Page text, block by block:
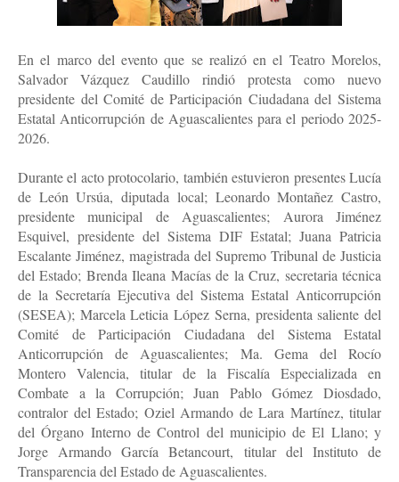
En el marco del evento que se realizó en el Teatro Morelos,
Salvador Vázquez Caudillo rindió protesta como nuevo
presidente del Comité de Participación Ciudadana del Sistema
Estatal Anticorrupción de Aguascalientes para el periodo 2025-
2026.
Durante el acto protocolario, también estuvieron presentes Lucía
de León Ursúa, diputada local; Leonardo Montañez Castro,
presidente municipal de Aguascalientes; Aurora Jiménez
Esquivel, presidente del Sistema DIF Estatal; Juana Patricia
Escalante Jiménez, magistrada del Supremo Tribunal de Justicia
del Estado; Brenda Ileana Macías de la Cruz, secretaria técnica
de la Secretaría Ejecutiva del Sistema Estatal Anticorrupción
(SESEA); Marcela Leticia López Serna, presidenta saliente del
Comité de Participación Ciudadana del Sistema Estatal
Anticorrupción de Aguascalientes; Ma. Gema del Rocío
Montero Valencia, titular de la Fiscalía Especializada en
Combate a la Corrupción; Juan Pablo Gómez Diosdado,
contralor del Estado; Oziel Armando de Lara Martínez, titular
del Órgano Interno de Control del municipio de El Llano; y
Jorge Armando García Betancourt, titular del Instituto de
Transparencia del Estado de Aguascalientes.